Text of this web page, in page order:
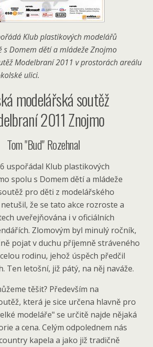
Klub plastikových modelářů
s Domem dětí a mládeže Znojmo
Modelbraní 2011 v prostorách areálu
ulici.
modelářská soutěž
2011 Znojmo
Tom "Bud" Rozehnal
uspořádal Klub plastikových
spolu s Domem dětí a mládeže
pro děti z modelářského
že se tato akce rozroste a
uveřejňována i v oficiálních
Zlomovým byl minulý ročník,
pojat v duchu příjemně stráveného
rodinu, jehož úspěch předčil
Ten letošní, již pátý, na něj naváže.
těšit? Především na
která je sice určena hlavně pro
modeláře" se určitě najde nějaká
a cena. Celým odpolednem nás
kapela a jako již tradičně